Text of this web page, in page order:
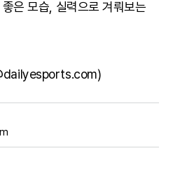
은 모습, 실력으로 겨뤄보는